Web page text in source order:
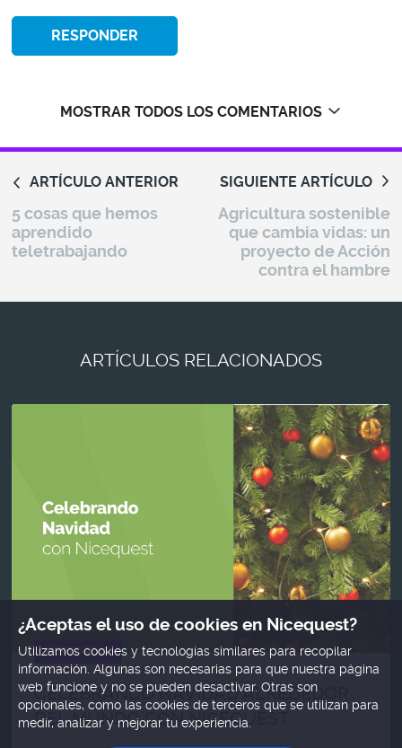
RESPONDER
MOSTRAR TODOS LOS COMENTARIOS
ARTÍCULO ANTERIOR
5 cosas que hemos
aprendido
teletrabajando
SIGUIENTE ARTÍCULO
Agricultura sostenible
que cambia vidas: un
proyecto de Acción
contra el hambre
ARTÍCULOS RELACIONADOS
HISTORIAS
CELEBRANDO NAVIDAD ALREDEDOR
DEL MUNDO CON NICEQUEST
¿Aceptas el uso de cookies en Nicequest?
Utilizamos cookies y tecnologías similares para recopilar
información. Algunas son necesarias para que nuestra página
web funcione y no se pueden desactivar. Otras son
opcionales, como las cookies de terceros que se utilizan para
medir, analizar y mejorar tu experiencia.